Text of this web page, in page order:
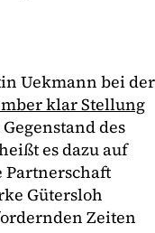
Uekmann bei der
klar Stellung
des
es dazu auf
Partnerschaft
Gütersloh
Zeiten